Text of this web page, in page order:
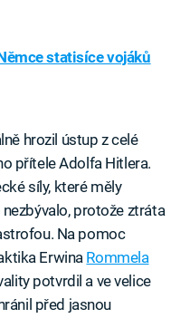
statisíce vojáků
hrozil ústup z celé
přítele Adolfa Hitlera.
síly, které měly
protože ztráta
Na pomoc
Erwina Rommela
potvrdil a ve velice
před jasnou